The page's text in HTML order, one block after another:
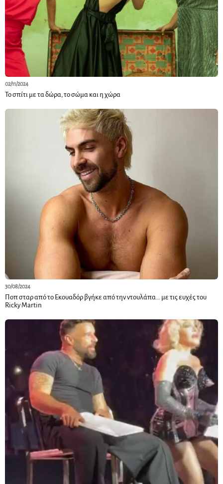
02/11/2024
Το σπίτι με τα δώρα, το σώμα και η χώρα
30/08/2024
Ποπ σταρ από το Εκουαδόρ βγήκε από την ντουλάπα… με τις ευχές του
Ricky Martin